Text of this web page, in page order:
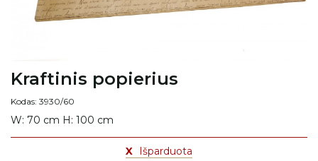
Kraftinis popierius
Kodas: 3930/60
W: 70 cm H: 100 cm
X Išparduota